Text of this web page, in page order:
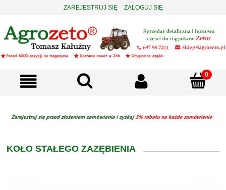
ZAREJESTRUJ SIĘ ZALOGUJ SIĘ
KOŁO STAŁEGO ZAZĘBIENIA